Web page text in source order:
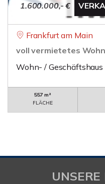
1.600.000,- €
Frankfurt am Main
voll vermietetes
Wohn- / Geschäftshaus
557 m²
FLÄCHE